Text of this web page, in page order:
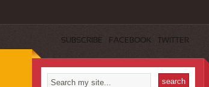
SUBSCRIBE FACEBOOK TWITTER